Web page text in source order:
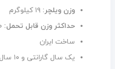
وزن ویلچر:
حداکثر وزن قابل تحمل:
ساخت ایران
یک سال گارانتی و ۱۰ سال خدمات پس از فروش